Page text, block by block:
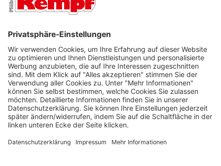
FILIALEN
FOLGEN SIE UNS
Barrierefreiheit Cookie-Einstellungen Widerrufsrecht